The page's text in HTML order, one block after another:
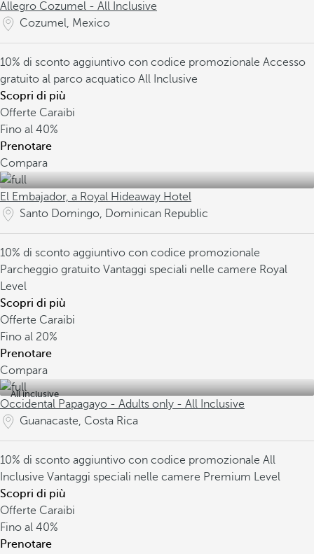
Allegro Cozumel - All Inclusive
Cozumel, Mexico
10% di sconto aggiuntivo con codice promozionale Accesso
gratuito al parco acquatico All Inclusive
Scopri di più
Offerte Caraibi
Fino al 40%
Prenotare
Compara
El Embajador, a Royal Hideaway Hotel
Santo Domingo, Dominican Republic
10% di sconto aggiuntivo con codice promozionale
Parcheggio gratuito Vantaggi speciali nelle camere Royal
Level
Scopri di più
Offerte Caraibi
Fino al 20%
Prenotare
Compara
All inclusive
Occidental Papagayo - Adults only - All Inclusive
Guanacaste, Costa Rica
10% di sconto aggiuntivo con codice promozionale All
Inclusive Vantaggi speciali nelle camere Premium Level
Scopri di più
Offerte Caraibi
Fino al 40%
Prenotare